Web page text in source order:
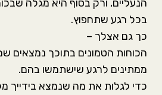
הנעליים, ורק בסוף היא מגלה
בכל רגע שתחפוץ.
כך גם אצלך –
הכוחות הטמונים בתוכך נמצאים
ממתינים לרגע שישתמשו בהם.
כדי לגלות את מה שנמצא בידייך